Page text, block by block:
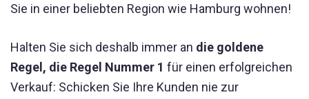
Sie in einer beliebten Region wie Hamburg wohnen!
Halten Sie sich deshalb immer an die goldene
Regel, die Regel Nummer 1 für einen erfolgreichen
Verkauf: Schicken Sie Ihre Kunden nie zur